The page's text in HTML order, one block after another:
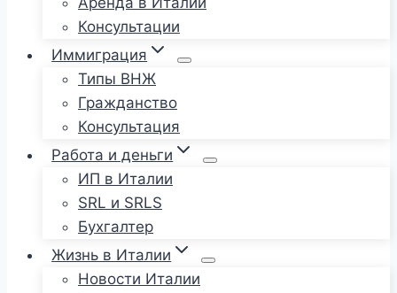
Консультации
Иммиграция
Типы ВНЖ
Гражданство
Консультация
Работа и деньги
ИП в Италии
SRL и SRLS
Бухгалтер
Жизнь в Италии
Новости Италии